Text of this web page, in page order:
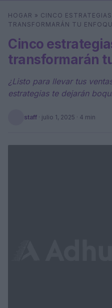
Buscar
HOGAR » CINCO
TRANSFORMARÁN TU
Cinco
transformarán
¿Listo para llevar tus
estrategias te dejarán
staff · julio 1, 2025 · 4 min